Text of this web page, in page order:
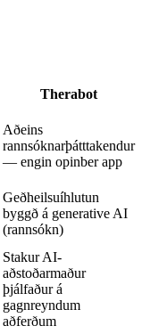
Therabot
Aðeins
rannsóknarþátttakendur
— engin opinber app
Geðheilsuíhlutun
byggð á generative AI
(rannsókn)
Stakur AI-
aðstoðarmaður
þjálfaður á
gagnreyndum
aðferðum